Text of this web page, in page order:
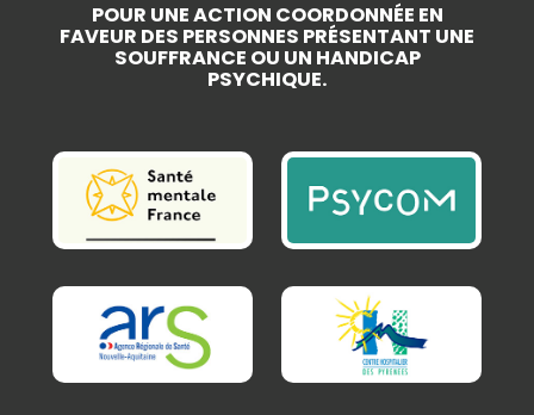
POUR UNE ACTION COORDONNÉE EN
FAVEUR DES PERSONNES PRÉSENTANT UNE
SOUFFRANCE OU UN HANDICAP
PSYCHIQUE.